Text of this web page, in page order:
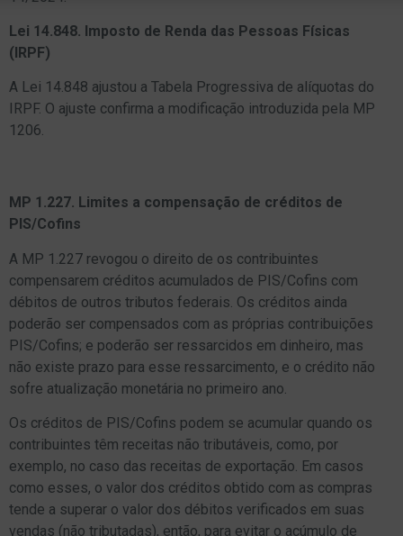
Lei 14.848. Imposto de Renda das Pessoas Físicas
(IRPF)
A Lei 14.848 ajustou a Tabela Progressiva de alíquotas do
IRPF. O ajuste confirma a modificação introduzida pela MP
1206.
MP 1.227. Limites a compensação de créditos de
PIS/Cofins
A MP 1.227 revogou o direito de os contribuintes
compensarem créditos acumulados de PIS/Cofins com
débitos de outros tributos federais. Os créditos ainda
poderão ser compensados com as próprias contribuições
PIS/Cofins; e poderão ser ressarcidos em dinheiro, mas
não existe prazo para esse ressarcimento, e o crédito não
sofre atualização monetária no primeiro ano.
Os créditos de PIS/Cofins podem se acumular quando os
contribuintes têm receitas não tributáveis, como, por
exemplo, no caso das receitas de exportação. Em casos
como esses, o valor dos créditos obtido com as compras
tende a superar o valor dos débitos verificados em suas
vendas (não tributadas), então, para evitar o acúmulo de